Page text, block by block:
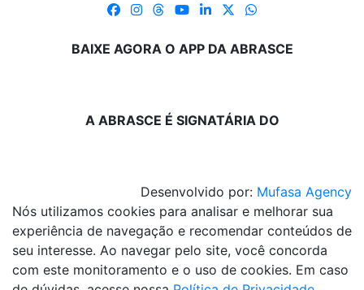
BAIXE AGORA O APP DA ABRASCE
A ABRASCE É SIGNATÁRIA DO
Desenvolvido por: Mufasa Agency
Nós utilizamos cookies para analisar e melhorar sua
experiência de navegação e recomendar conteúdos de
seu interesse. Ao navegar pelo site, você concorda
com este monitoramento e o uso de cookies. Em caso